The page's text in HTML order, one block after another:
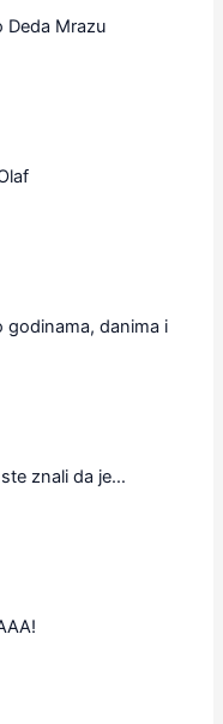
Deda Mrazu
godinama, danima i
znali da je…